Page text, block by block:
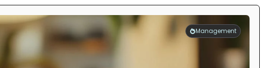
Management